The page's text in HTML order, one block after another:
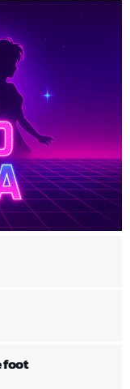
foot